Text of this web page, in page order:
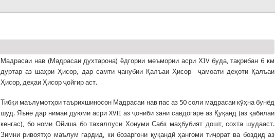
Мадрасаи нав (Мадрасаи духтарона) ёдгории меъмории асри ХIV буда, тақрибан 6 км
дуртар аз шаҳри Ҳисор, дар самти ҷанубии Қалъаи Ҳисор ҷамоати деҳоти Қалъаи
Ҳисор, деҳаи Ҳисор ҷойгир аст.
Тибқи маълумотҳои таърихшиносон Мадрасаи нав пас аз 50 соли мадрасаи кӯҳна бунёд
шуд. Яъне дар нимаи дуюми асри XVII аз ҷониби зани савдогаре аз Қуқанд (аз қабилаи
кенгас), бо номи Ойиша бо тахаллуси Хонуми Сабз маҳбубият дошт, сохта шудааст.
Зимни ривоятҳо маълум гардид, ки бозаргони қуқандӣ ҳангоми тиҷорат ва боздид аз